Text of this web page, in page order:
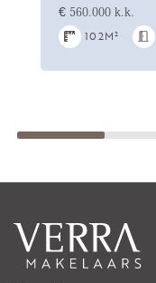
€ 560.000 k.k.
102M²